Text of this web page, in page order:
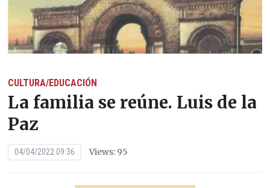
CULTURA/EDUCACIÓN
La familia se reúne. Luis de la
Paz
04/04/2022 09:36 Views: 95